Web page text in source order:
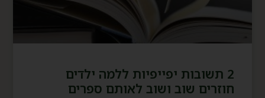
2 תשובות יפייפיות ללמה ילדים
חוזרים שוב ושוב לאותם ספרים